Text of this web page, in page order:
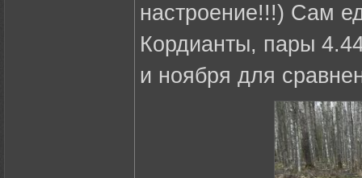
настроение!!!) Сам
Кордианты, пары
и ноября для